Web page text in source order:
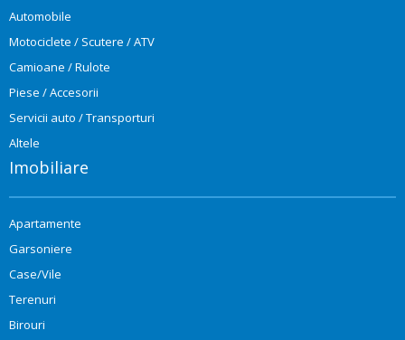
Automobile
Motociclete / Scutere / ATV
Camioane / Rulote
Piese / Accesorii
Servicii auto / Transporturi
Altele
Imobiliare
Apartamente
Garsoniere
Case/Vile
Terenuri
Birouri